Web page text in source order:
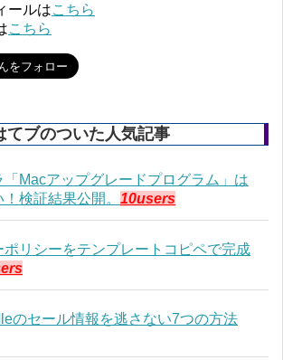
ールはこちら
こちら
てブのついた人気記事
「Macアップグレードプログラム」は
検証結果公開。 10users
ポリシーをテンプレートコピペで完成
のセール情報を逃さない7つの方法